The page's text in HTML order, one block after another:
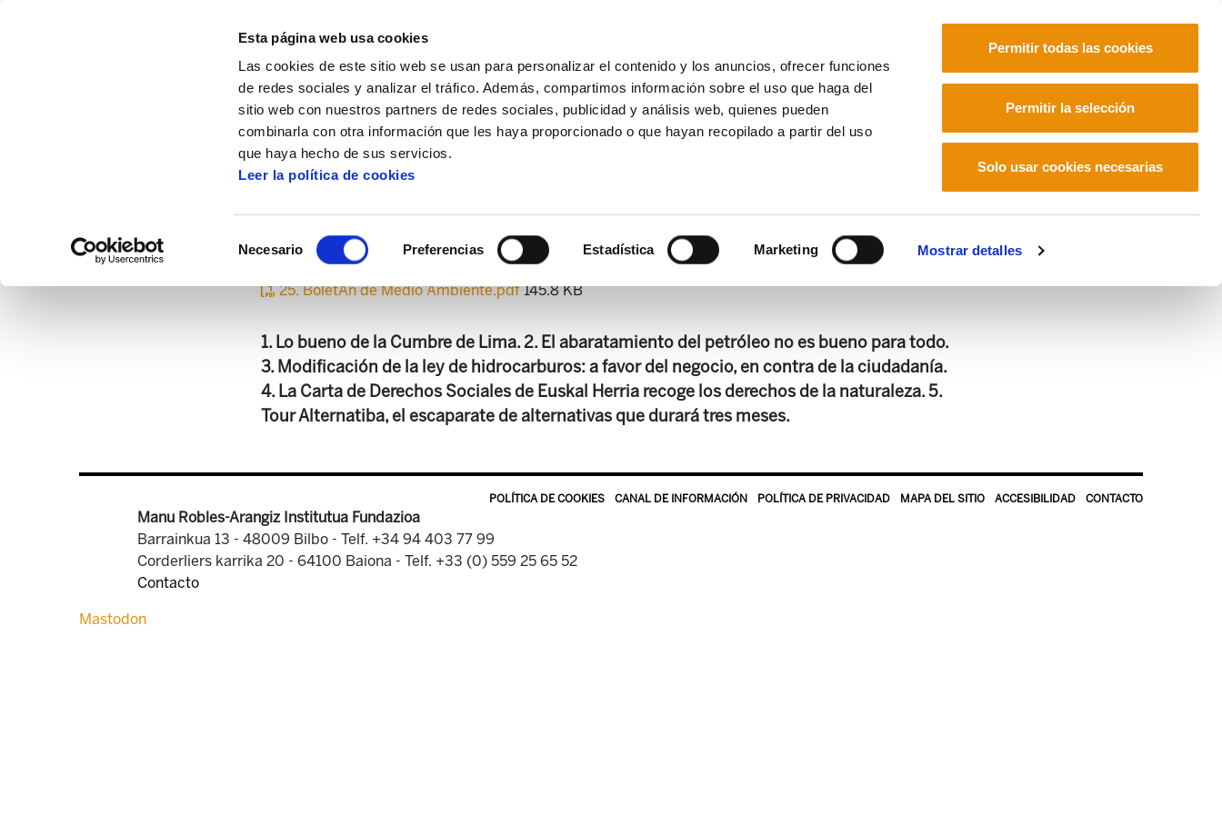
Esta página web usa cookies
Las cookies de este sitio web se usan para personalizar el contenido y los anuncios, ofrecer funciones
de redes sociales y analizar el tráfico. Además, compartimos información sobre el uso que haga del
sitio web con nuestros partners de redes sociales, publicidad y análisis web, quienes pueden
combinarla con otra información que les haya proporcionado o que hayan recopilado a partir del uso
que haya hecho de sus servicios.
Leer la política de cookies
Necesario Preferencias Estadística Marketing Mostrar detalles
Permitir todas las cookies
Permitir la selección
Solo usar cookies necesarias
Centro de documentación Boletín de medio ambiente
25. BoletÃ­n de Medio Ambiente.pdf145.8 KB
1. Lo bueno de la Cumbre de Lima. 2. El abaratamiento del petróleo no es bueno para todo.
3. Modificación de la ley de hidrocarburos: a favor del negocio, en contra de la ciudadanía.
4. La Carta de Derechos Sociales de Euskal Herria recoge los derechos de la naturaleza. 5.
Tour Alternatiba, el escaparate de alternativas que durará tres meses.
POLÍTICA DE COOKIES CANAL DE INFORMACIÓN POLÍTICA DE PRIVACIDAD MAPA DEL SITIO ACCESIBILIDAD CONTACTO
Manu Robles-Arangiz Institutua Fundazioa
Barrainkua 13 - 48009 Bilbo - Telf. +34 94 403 77 99
Corderliers karrika 20 - 64100 Baiona - Telf. +33 (0) 559 25 65 52
Contacto
Mastodon